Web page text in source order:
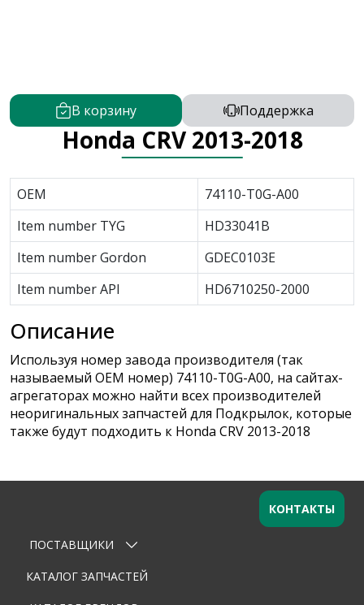
В корзину Поддержка
Honda CRV 2013-2018
OEM
74110-T0G-A00
Item number TYG
HD33041B
Item number Gordon
GDEC0103E
Item number API
HD6710250-2000
Описание
Используя номер завода производителя (так
называемый ОЕМ номер) 74110-T0G-A00, на сайтах-
агрегаторах можно найти всех производителей
неоригинальных запчастей для Подкрылок, которые
также будут подходить к Honda CRV 2013-2018
Оставьте заявку
Ваше имя
ПОСТАВЩИКИ
КАТАЛОГ ЗАПЧАСТЕЙ
КОНТАКТЫ